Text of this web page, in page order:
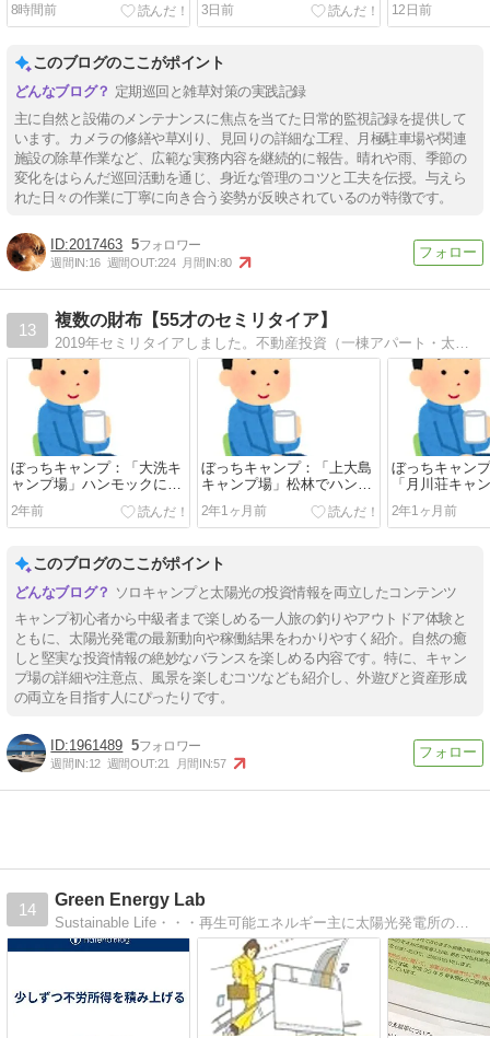
8時間前
3日前 12日前
このブログのここがポイント
定期巡回と雑草対策の実践記録
主に自然と設備のメンテナンスに焦点を当てた日常的監視記録を提供して
います。カメラの修繕や草刈り、見回りの詳細な工程、月極駐車場や関連
施設の除草作業など、広範な実務内容を継続的に報告。晴れや雨、季節の
変化をはらんだ巡回活動を通じ、身近な管理のコツと工夫を伝授。与えら
れた日々の作業に丁寧に向き合う姿勢が反映されているのが特徴です。
2017463 5
週間IN:16 週間OUT:224 月間IN:80
13
複数の財布【55才のセミリタイア】
2019年セミリタイアしました。不動産投資（一棟アパート・太陽光発電）、株式投資、銀行の資本参加などセミリタイアを目指す人たちへ情報を発信しています。
ぼっちキャンプ：「大洗キ
ャンプ場」ハンモックに揺
られ土星を探して！
2年前
ぼっちキャンプ：「上大島
キャンプ場」松林でハンモ
ックに揺られて入道雲をボ
ッーと眺めて過ごすんです
2年1ヶ月前
ぼっちキャン
「月川荘キャ
ト環境は最高
ャンパーには
2年1ヶ月前
このブログのここがポイント
ソロキャンプと太陽光の投資情報を両立したコンテンツ
キャンプ初心者から中級者まで楽しめる一人旅の釣りやアウトドア体験と
ともに、太陽光発電の最新動向や稼働結果をわかりやすく紹介。自然の癒
しと堅実な投資情報の絶妙なバランスを楽しめる内容です。特に、キャン
プ場の詳細や注意点、風景を楽しむコツなども紹介し、外遊びと資産形成
の両立を目指す人にぴったりです。
1961489 5
週間IN:12 週間OUT:21 月間IN:57
14
Green Energy Lab
Sustainable Life・・・再生可能エネルギー主に太陽光発電所の運営記録です。